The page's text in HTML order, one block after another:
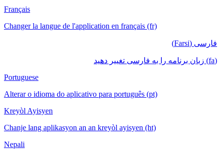
Français
Changer la langue de l'application en français (fr)
فارسی (Farsi)
(fa) زبان برنامه را به فارسی تغییر دهید
Portuguese
Alterar o idioma do aplicativo para português (pt)
Kreyòl Ayisyen
Chanje lang aplikasyon an an kreyòl ayisyen (ht)
Nepali